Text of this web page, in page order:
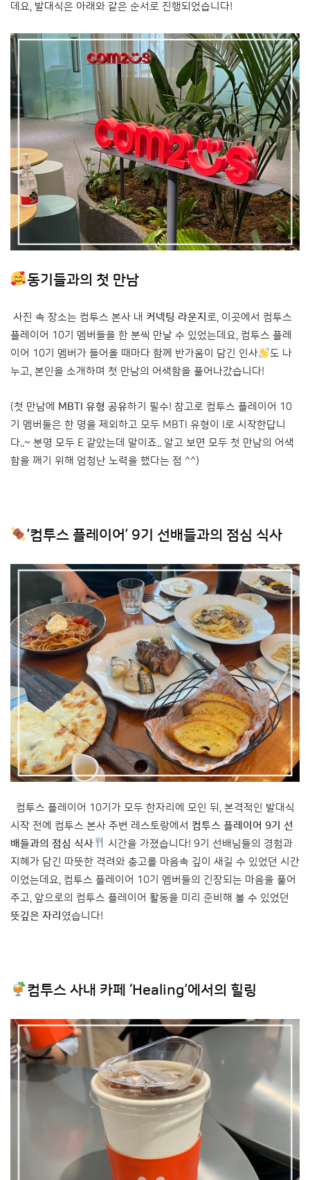
데요, 발대식은 아래와 같은 순서로 진행되었습니다!
동기들과의 첫 만남
사진 속 장소는 컴투스 본사 내 커넥팅 라운지 로, 이곳에서 컴투스
플레이어 10기 멤버들을 한 분씩 만날 수 있었는데요, 컴투스 플레
이어 10기 멤버가 들어올 때마다 함께 반가움이 담긴 인사
도 나
누고, 본인을 소개하며 첫 만남의 어색함을 풀어나갔습니다!
(첫 만남에 MBTI 유형 공유하기 필수! 참고로 컴투스 플레이어 10
기 멤버들은 한 명을 제외하고 모두 MBTI 유형이 I로 시작한답니
다..~ 분명 모두 E 같았는데 말이죠.. 알고 보면 모두 첫 만남의 어색
함을 깨기 위해 엄청난 노력을 했다는 점 ^^)
’컴투스 플레이어’ 9기 선배들과의 점심 식사
컴투스 플레이어 10기가 모두 한자리에 모인 뒤, 본격적인 발대식
시작 전에 컴투스 본사 주변 레스토랑에서 컴투스 플레이어 9기 선
배들과의 점심 식사
시간을 가졌습니다! 9기 선배님들의 경험과
지혜가 담긴 따뜻한 격려와 충고를 마음속 깊이 새길 수 있었던 시간
이었는데요, 컴투스 플레이어 10기 멤버들의 긴장되는 마음을 풀어
주고, 앞으로의 컴투스 플레이어 활동을 미리 준비해 볼 수 있었던
뜻깊은 자리 였습니다!
컴투스 사내 카페 ‘Healing’에서의 힐링